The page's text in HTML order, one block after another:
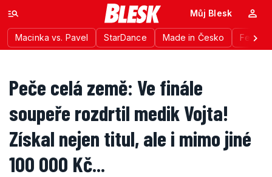
Macinka vs. Pavel StarDance Made in Česko
Můj Blesk
Peče celá země: Ve finále
soupeře rozdrtil medik Vojta!
Získal nejen titul, ale i mimo jiné
100 000 Kč...